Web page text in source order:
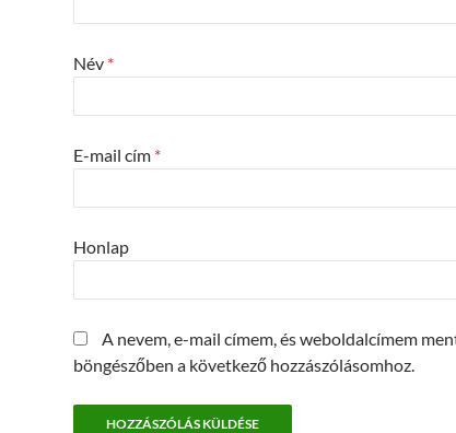
Név *
E-mail cím *
Honlap
A nevem, e-mail címem, és weboldalcímem
böngészőben a következő hozzászólásomhoz.